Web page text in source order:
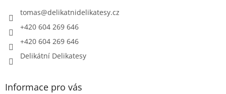
tomas@delikatnidelikatesy.cz
+420 604 269 646
+420 604 269 646
Delikátní Delikatesy
Informace pro vás